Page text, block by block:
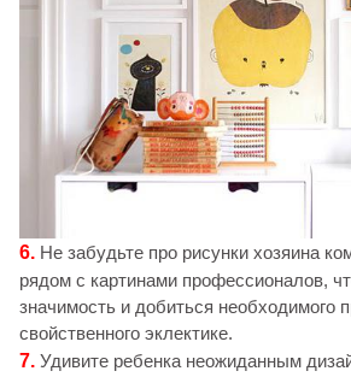
6. Не забудьте про рисунки хозяина
рядом с картинами профессионалов,
значимость и добиться необходимого
свойственного эклектике.
7. Удивите ребенка неожиданным